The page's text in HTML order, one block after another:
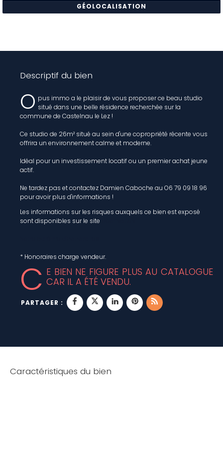
GÉOLOCALISATION
Descriptif du bien
O pus immo a le plaisir de vous proposer ce beau studio
situé dans une belle résidence recherchée sur la
commune de Castelnau le Lez !
Ce studio de 26m² situé au sein d'une copropriété récente vous
offrira un environnement calme et moderne.
Idéal pour un investissement locatif ou un premier achat jeune
actif.
Ne tardez pas et contactez Damien Caboche au O6 79 09 18 96
pour avoir plus d'informations !
Les informations sur les risques auxquels ce bien est exposé
sont disponibles sur le site
* Honoraires charge vendeur.
C E BIEN NE FIGURE PLUS AU CATALOGUE
CAR IL A ÉTÉ VENDU.
PARTAGER :
Caractéristiques du bien